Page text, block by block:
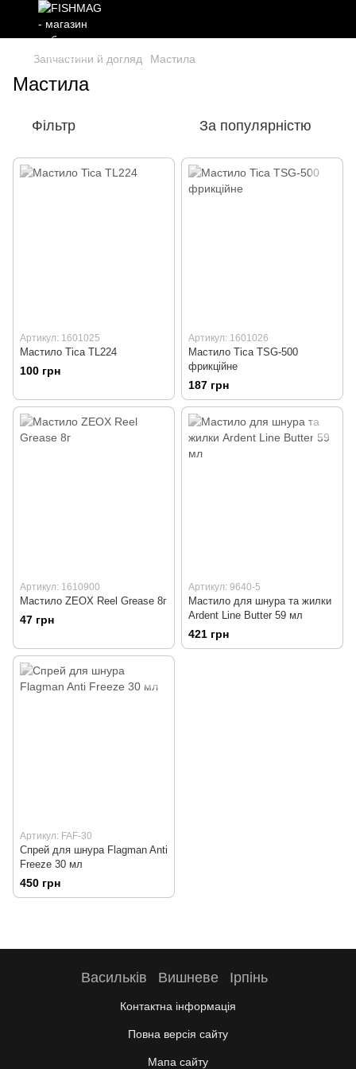
Запчастини й догляд Мастила
Мастила
Фільтр За популярністю
Артикул: 1601025
Мастило Tica ТL224
100 грн
Артикул: 1601026
Мастило Tica ТSG-500
фрикційне
187 грн
Артикул: 1610900
Мастило ZEOX Reel Grease 8г
47 грн
Артикул: 9640-5
Мастило для шнура та жилки
Ardent Line Butter 59 мл
421 грн
Артикул: FAF-30
Спрей для шнура Flagman Anti
Freeze 30 мл
450 грн
Васильків Вишневе Ірпінь
Контактна інформація
Повна версія сайту
Мапа сайту